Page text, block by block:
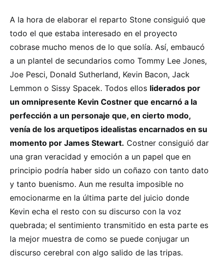
A la hora de elaborar el reparto Stone consiguió que
todo el que estaba interesado en el proyecto
cobrase mucho menos de lo que solía. Así, embaucó
a un plantel de secundarios como Tommy Lee Jones,
Joe Pesci, Donald Sutherland, Kevin Bacon, Jack
Lemmon o Sissy Spacek. Todos ellos liderados por
un omnipresente Kevin Costner que encarnó a la
perfección a un personaje que, en cierto modo,
venía de los arquetipos idealistas encarnados en su
momento por James Stewart. Costner consiguió dar
una gran veracidad y emoción a un papel que en
principio podría haber sido un coñazo con tanto dato
y tanto buenismo. Aun me resulta imposible no
emocionarme en la última parte del juicio donde
Kevin echa el resto con su discurso con la voz
quebrada; el sentimiento transmitido en esta parte es
la mejor muestra de como se puede conjugar un
discurso cerebral con algo salido de las tripas.